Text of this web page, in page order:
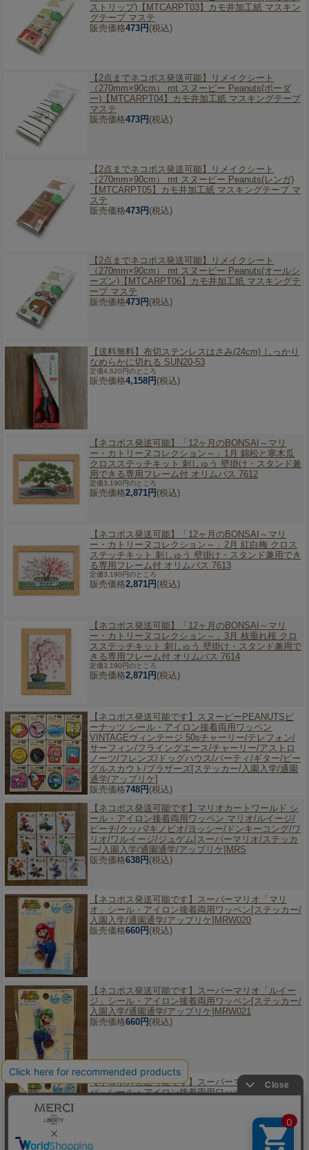
ストリップ)【MTCARPT03】カモ井加工紙 マスキン
グテープ マステ
販売価格473円 (税込)
【2点までネコポス発送可能】
リメイクシート
（270mm×90cm） mt スヌーピー Peanuts(ボーダ
ー)【MTCARPT04】カモ井加工紙 マスキングテープ
マステ
販売価格473円 (税込)
【2点までネコポス発送可能】
リメイクシート
（270mm×90cm） mt スヌーピー Peanuts(レンガ)
【MTCARPT05】カモ井加工紙 マスキングテープ マ
ステ
販売価格473円 (税込)
【2点までネコポス発送可能】
リメイクシート
（270mm×90cm） mt スヌーピー Peanuts(オールシ
ーズン)【MTCARPT06】カモ井加工紙 マスキングテ
ープ マステ
販売価格473円 (税込)
【送料無料】 布切ステンレスはさみ(24cm) しっかり
なめらかに切れる SUN20-53
定価4,620円のところ
販売価格4,158円 (税込)
【ネコポス発送可能】
「12ヶ月のBONSAI～マリ
ー・カトリーヌコレクション～」1月 錦松と寒木瓜
クロスステッチキット 刺しゅう 壁掛け・スタンド兼
用できる専用フレーム付 オリムパス 7612
定価3,190円のところ
販売価格2,871円 (税込)
【ネコポス発送可能】
「12ヶ月のBONSAI～マリ
ー・カトリーヌコレクション～」2月 紅白梅 クロス
ステッチキット 刺しゅう 壁掛け・スタンド兼用でき
る専用フレーム付 オリムパス 7613
定価3,190円のところ
販売価格2,871円 (税込)
【ネコポス発送可能】
「12ヶ月のBONSAI～マリ
ー・カトリーヌコレクション～」3月 枝垂れ桜 クロ
スステッチキット 刺しゅう 壁掛け・スタンド兼用で
きる専用フレーム付 オリムパス 7614
定価3,190円のところ
販売価格2,871円 (税込)
【ネコポス発送可能です】
スヌーピーPEANUTSピ
ーナッツ シール・アイロン接着両用ワッペン
VINTAGEヴィンテージ 50sチャーリー/テレフォン/
サーフィン/フライングエース/チャーリー/アストロ
ノーツ/フレンズ/ドッグハウス/パーティ/ギター/ビー
グルスカウト/ブラザーズ[ステッカー/入園入学/通園
通学/アップリケ]
販売価格748円 (税込)
【ネコポス発送可能です】 マリオカートワールド シ
ール・アイロン接着両用ワッペン マリオ/ルイージ/
ピーチ/クッパ/キノピオ/ヨッシー/ドンキーコング/ワ
リオ/ワルイージ/ジュゲム[スーパーマリオ/ステッカ
ー/入園入学/通園通学/アップリケ]MRS
販売価格638円 (税込)
【ネコポス発送可能です】
スーパーマリオ「マリ
オ」シール・アイロン接着両用ワッペン[ステッカー/
入園入学/通園通学/アップリケ]MRW020
販売価格660円 (税込)
【ネコポス発送可能です】
スーパーマリオ「ルイー
ジ」シール・アイロン接着両用ワッペン[ステッカー/
入園入学/通園通学/アップリケ]MRW021
販売価格660円 (税込)
【ネコポス発送可能です】
スーパーマリオ「クッ
パ」シール・アイロン接着両用ワッペン[ステッカー/